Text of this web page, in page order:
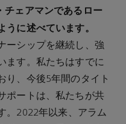
チェアマンであるロー
に述べています。
ーシップを継続し、強
ます。私たちはすでに
り、今後5年間のタイト
ポートは、私たちが共
。2022年以来、アラム